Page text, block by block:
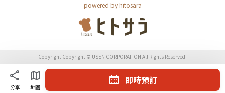
分享 地圖
即時預訂
powered by hitosara
Copyright Copyright © USEN CORPORATION All Rights Reserved.